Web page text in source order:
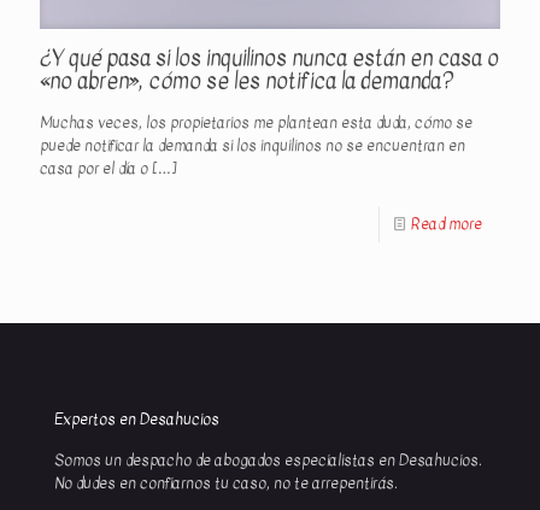
¿Y qué pasa si los inquilinos nunca están en casa o
«no abren», cómo se les notifica la demanda?
Muchas veces, los propietarios me plantean esta duda, cómo se
puede notificar la demanda si los inquilinos no se encuentran en
casa por el día o[…]
Read more
Expertos en Desahucios
Somos un despacho de abogados especialistas en Desahucios.
No dudes en confiarnos tu caso, no te arrepentirás.